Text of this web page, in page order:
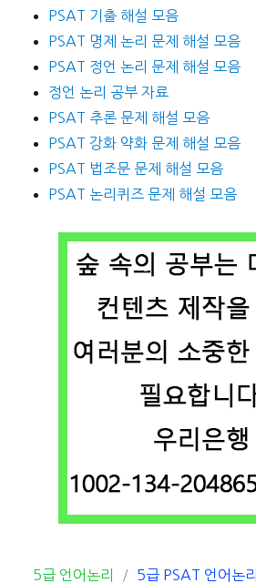
PSAT 기출 해설 모음
PSAT 명제 논리 문제 해설 모음
PSAT 정언 논리 문제 해설 모음
정언 논리 공부 자료
PSAT 추론 문제 해설 모음
PSAT 강화 약화 문제 해설 모음
PSAT 법조문 문제 해설 모음
PSAT 논리퀴즈 문제 해설 모음
카
5급 언어논리
태
5급 PSAT 언어논리